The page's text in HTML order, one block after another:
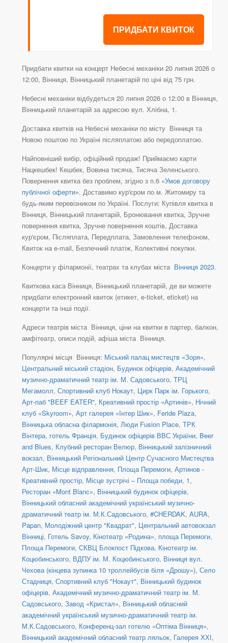
ПРИДБАТИ КВИТОК
Придбати квитки на концерт Небесні механіки 20 липня 2026 о
12:00, Вінниця, Вінницький планетарій по ціні від 75 грн.
Небесні механіки відбудеться 20 липня 2026 о 12:00 в Вінниця,
Вінницький планетарій за адресою вул. Хлібна, 1.
Доставка квитків на Небесні механіки по місту Вінниця та
Новою поштою по Україні післяплатою або передоплатою.
Найповніший вибір, офіційний продаж! Приймаємо карти
Нацкешбек! Кешбек, Вовина тисяча, Тисяча Зеленського.
Повернення квитка без проблем, згідно з п.6 «Умов договору
публічної оферти». Доставимо кур'єром по м. Житомиру та
будь-яким перевізником по Україні. Послуги: Купівля квитка в
Вінниця, Вінницький планетарій, Бронювання квитка, Зручне
повернення квитка, Зручне повернення коштів, Доставка
кур'єром, Післяплата, Передплата, Замовлення телефоном,
Квиток на e-mail, Безпечний платіж, Колективні покупки.
Концерти у філармонії, театрах та клубах міста Вінниця 2023.
Квиткова каса Вінниця, Вінницький планетарій, де ви можете
придбати електронний квиток (етикет, e-ticket, eticket) на
концерти та інші події.
Адреси театрів міста Вінниця, ціни на квитки в партер, балкон,
амфітеатр, описи подій, афіша міста Вінниця.
Популярні місця Вінниця: Міський палац мистецтв «Зоря»,
Центральний міський стадіон, Будинок офіцерів, Академічний
музично-драматичний театр ім. М. Садовського, ТРЦ
Мегамолл, Спортивний клуб Нокаут, Цирк Парк ім. Горького,
Арт-паб "BEEF EATER", Креативний простір «Артинів», Нічний
клуб «Skyroom», Арт галерея «Інтер Шик», Feride Plaza,
Вінницька обласна філармонія, Люди Fusion Place, ТРК
Вінтера, готель Франція, Будинок офіцерів ВВС України, Beer
and Blues, Клубний ресторан Велюр, Вінницький залізничний
вокзал, Вінницький Регіональний Центр Сучасного Мистецтва
Арт-Шик, Місце відправлення, Площа Перемоги, Артинов -
Креативний простір, Місце зустрічі – Площа победи, 1,
Ресторан «Mont Blanc», Вінницький будинок офіцерів,
Вінницький обласний академічний український музично-
драматичний театр ім. М.К.Садовського, #CHERDAK, AURA,
Papan, Молодіжний центр "Квадрат", Центральний автовокзал
Вінниці, Готель Savoy, Кінотеатр «Родина», площа Перемоги,
Площа Перемоги, СКВЦ Блокпост Підкова, Кінотеатр ім.
Коцюбинського, ВДПУ ім. М. Коцюбинського, Вінниця вул.
Чехова (кінцева зупинка 10 троллейбусів біля «Дрошу»), Село
Стадниця, Спортивний клуб "Нокаут", Вінницький будинок
офіцерів, Академічний музично-драматичний театр ім. М.
Садовського, Завод «Кристал», Вінницький обласний
академічний український музично-драматичний театр ім.
М.К.Садовського, Конференц-зал готелю «Оптіма Вінниця»,
Вінницький академічний обласний театр ляльок, Галерея ХХІ,